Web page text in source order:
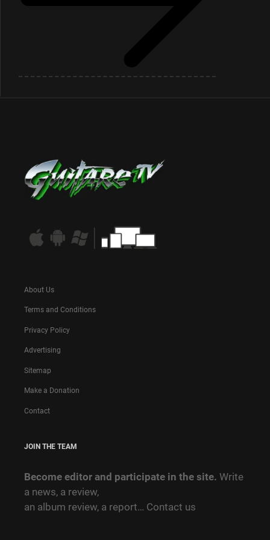
About Us
Terms and Conditions
Privacy Policy
Advertising
Sitemap
Make a Donation
Contact
JOIN THE TEAM
Become editor and participate in the site. Write
a news, a review,
an album review, a report… Contact us